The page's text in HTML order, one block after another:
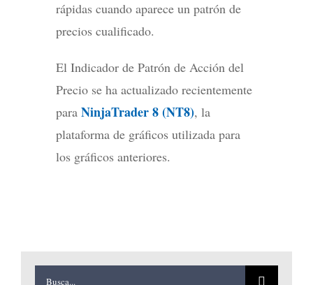
rápidas cuando aparece un patrón de
precios cualificado.
El Indicador de Patrón de Acción del
Precio se ha actualizado recientemente
para NinjaTrader 8 (NT8), la
plataforma de gráficos utilizada para
los gráficos anteriores.
Buscar: